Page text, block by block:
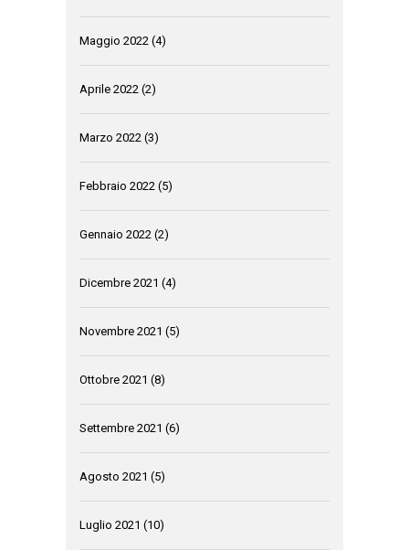
Maggio 2022 (4)
Aprile 2022 (2)
Marzo 2022 (3)
Febbraio 2022 (5)
Gennaio 2022 (2)
Dicembre 2021 (4)
Novembre 2021 (5)
Ottobre 2021 (8)
Settembre 2021 (6)
Agosto 2021 (5)
Luglio 2021 (10)